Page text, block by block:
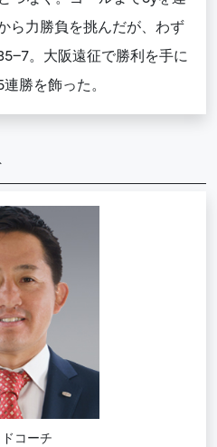
ら力勝負を挑んだが、わず
。大阪遠征で勝利を手に
勝を飾った。
コーチ